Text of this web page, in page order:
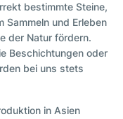
bestimmte Steine,
Sammeln und Erleben
der Natur fördern.
Beschichtungen oder
bei uns stets
in Asien